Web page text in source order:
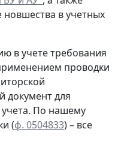
в учетных
в учететребования
проводки
документ для
учета. По нашему
(ф. 0504833) – все